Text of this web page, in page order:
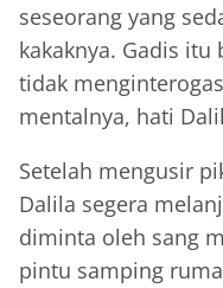
seseorang yang
kakaknya. Gadis itu
tidak
mentalnya, hati
Setelah mengusir
Dalila segera
diminta oleh sang
pintu samping